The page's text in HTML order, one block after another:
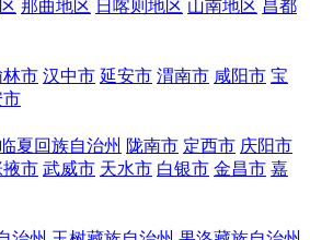
那曲地区 日喀则地区 山南地区 昌都
林市 汉中市 延安市 渭南市 咸阳市 宝
市
临夏回族自治州 陇南市 定西市 庆阳市
掖市 武威市 天水市 白银市 金昌市 嘉